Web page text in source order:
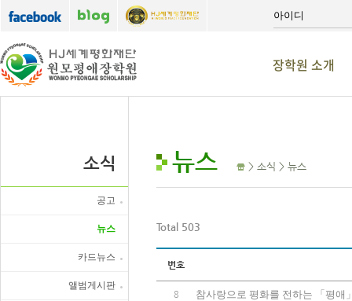
장학원 소개
소식
공고
뉴스
카드뉴스
앨범게시판
뉴스 > 소식 > 뉴스
Total 503
번호
8 참사랑으로 평화를 전하는 「평애